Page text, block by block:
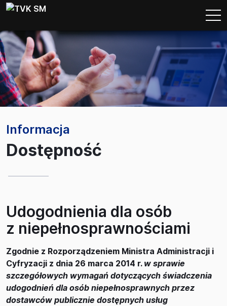
Informacja
Dostępność
Udogodnienia dla osób
z niepełnosprawnościami
Zgodnie z Rozporządzeniem Ministra Administracji i
Cyfryzacji z dnia 26 marca 2014 r. w sprawie
szczegółowych wymagań dotyczących świadczenia
udogodnień dla osób niepełnosprawnych przez
dostawców publicznie dostępnych usług